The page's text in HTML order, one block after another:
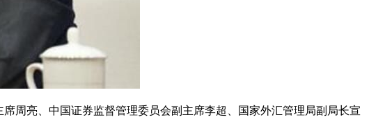
亮、中国证券监督管理委员会副主席李超、国家外汇管理局副局长宣